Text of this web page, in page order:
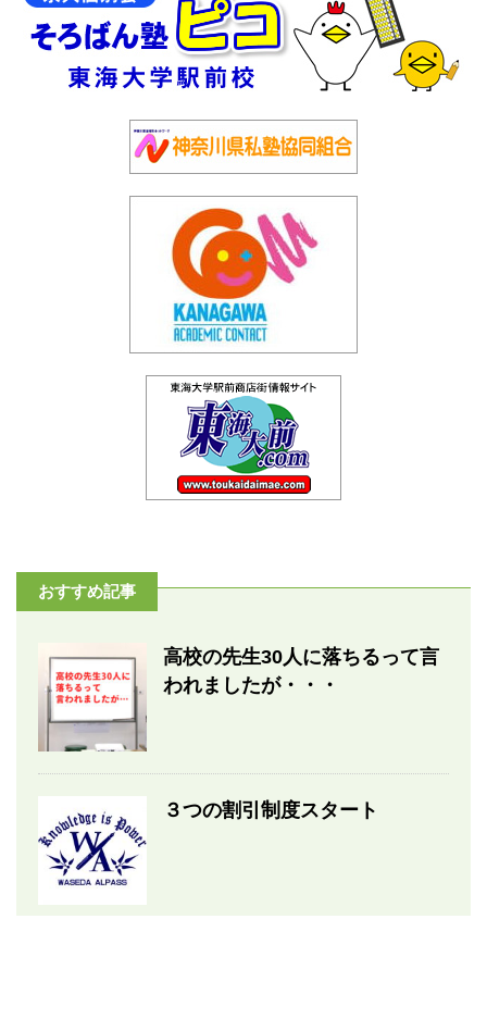
おすすめ記事
高校の先生30人に落ちるって言
われましたが・・・
３つの割引制度スタート